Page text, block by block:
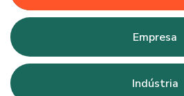
Empresa
Indústria